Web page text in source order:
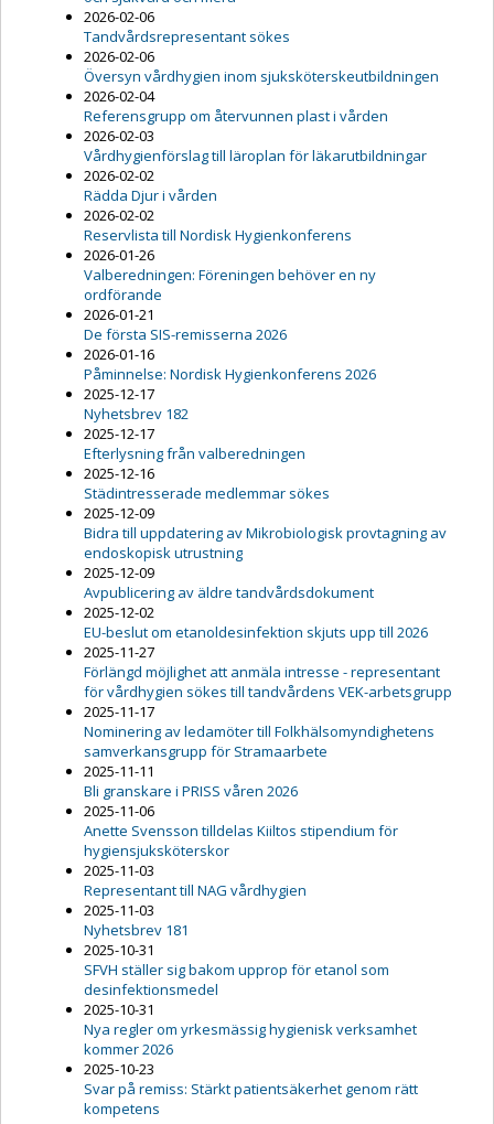
2026-02-06
Tandvårdsrepresentant sökes
2026-02-06
Översyn vårdhygien inom sjuksköterskeutbildningen
2026-02-04
Referensgrupp om återvunnen plast i vården
2026-02-03
Vårdhygienförslag till läroplan för läkarutbildningar
2026-02-02
Rädda Djur i vården
2026-02-02
Reservlista till Nordisk Hygienkonferens
2026-01-26
Valberedningen: Föreningen behöver en ny
ordförande
2026-01-21
De första SIS-remisserna 2026
2026-01-16
Påminnelse: Nordisk Hygienkonferens 2026
2025-12-17
Nyhetsbrev 182
2025-12-17
Efterlysning från valberedningen
2025-12-16
Städintresserade medlemmar sökes
2025-12-09
Bidra till uppdatering av Mikrobiologisk provtagning av
endoskopisk utrustning
2025-12-09
Avpublicering av äldre tandvårdsdokument
2025-12-02
EU-beslut om etanoldesinfektion skjuts upp till 2026
2025-11-27
Förlängd möjlighet att anmäla intresse - representant
för vårdhygien sökes till tandvårdens VEK-arbetsgrupp
2025-11-17
Nominering av ledamöter till Folkhälsomyndighetens
samverkansgrupp för Stramaarbete
2025-11-11
Bli granskare i PRISS våren 2026
2025-11-06
Anette Svensson tilldelas Kiiltos stipendium för
hygiensjuksköterskor
2025-11-03
Representant till NAG vårdhygien
2025-11-03
Nyhetsbrev 181
2025-10-31
SFVH ställer sig bakom upprop för etanol som
desinfektionsmedel
2025-10-31
Nya regler om yrkesmässig hygienisk verksamhet
kommer 2026
2025-10-23
Svar på remiss: Stärkt patientsäkerhet genom rätt
kompetens